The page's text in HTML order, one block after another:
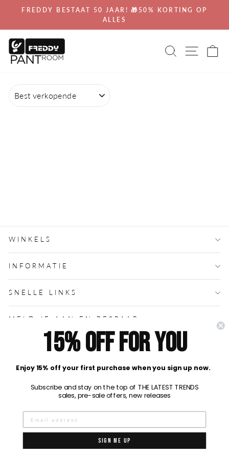
naar
inhoud
Diavoorstelling
FREDDY BESTAAT 50 JAAR! 🎁50% KORTING OP
ALLES
ZOEKEN
SORTEREN
WINKELS
INFORMATIE
SNELLE LINKS
MELD JE AAN EN BESPAAR
MELD UW RETOUR AAN
15% off for you
Enjoy 15% off your first purchase when you sign up now.
Subscribe and stay on the top of THE LATEST TRENDS
sales, pre-sale offers, new releases
Sign me up